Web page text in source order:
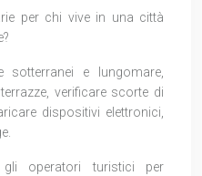
per chi vive in una città
sotterranei e lungomare,
verificare scorte di
dispositivi elettronici,
operatori turistici per